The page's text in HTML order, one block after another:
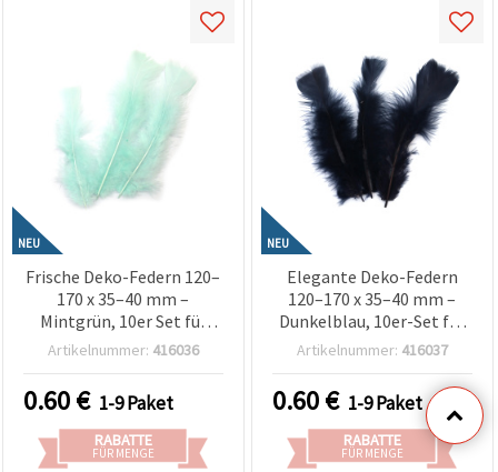
NEU
Frische Deko-Federn 120–
170 x 35–40 mm –
Mintgrün, 10er Set für
Frühlingsbasteln,
DIY-Projekte (sortiert)
Artikelnummer: 416036
0.60€ 1-9 Paket
RABATTE
FÜR MENGE
NEU
Elegante Deko-Federn
120–170 x 35–40 mm –
Dunkelblau, 10er-Set für
Basteln, Floristik-Deko &
(sortiert)
Artikelnummer: 416037
0.60€ 1-9 Paket
RABATTE
FÜR MENGE